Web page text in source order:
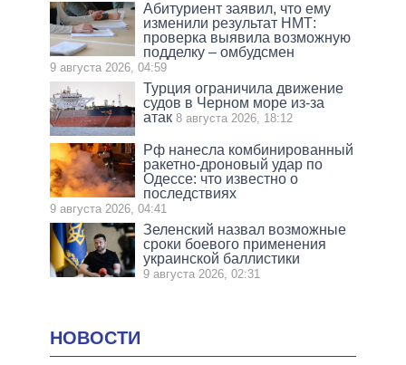
Абитуриент заявил, что ему
изменили результат НМТ:
проверка выявила возможную
подделку – омбудсмен
9 августа 2026, 04:59
Турция ограничила движение
судов в Черном море из-за
атак 8 августа 2026, 18:12
Рф нанесла комбинированный
ракетно-дроновый удар по
Одессе: что известно о
последствиях
9 августа 2026, 04:41
Зеленский назвал возможные
сроки боевого применения
украинской баллистики
9 августа 2026, 02:31
НОВОСТИ